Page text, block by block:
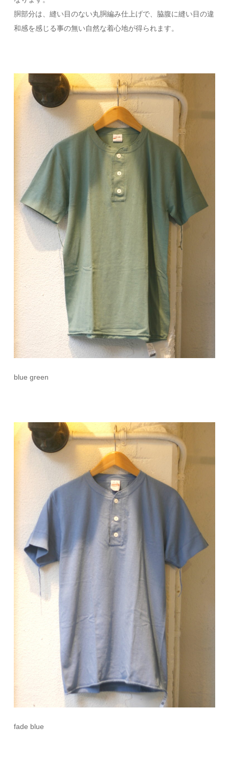
胴部分は、縫い目のない丸胴編み仕上げで、脇腹に縫い目の違
和感を感じる事の無い自然な着心地が得られます。
blue green
fade blue